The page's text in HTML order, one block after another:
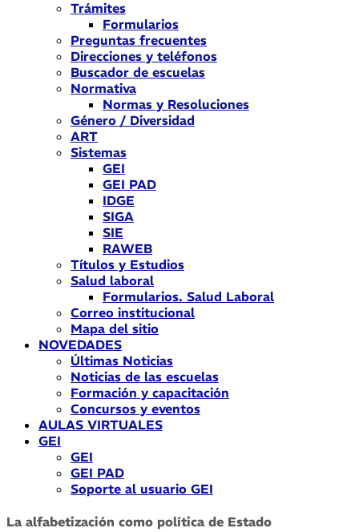
Trámites
Formularios
Preguntas frecuentes
Direcciones y teléfonos
Buscador de escuelas
Normativa
Normas y Resoluciones
Género / Diversidad
ART
Sistemas
GEI
GEI PAD
IDGE
SIGA
SIE
RAWEB
Títulos y Estudios
Salud laboral
Formularios. Salud Laboral
Correo institucional
Mapa del sitio
NOVEDADES
Últimas Noticias
Noticias de las escuelas
Formación y capacitación
Concursos y eventos
AULAS VIRTUALES
GEI
GEI
GEI PAD
Soporte al usuario GEI
La alfabetización como política de Estado